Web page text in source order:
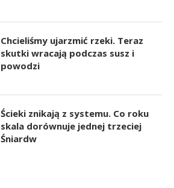
Chcieliśmy ujarzmić rzeki. Teraz
skutki wracają podczas susz i
powodzi
Ścieki znikają z systemu. Co roku
skala dorównuje jednej trzeciej
Śniardw